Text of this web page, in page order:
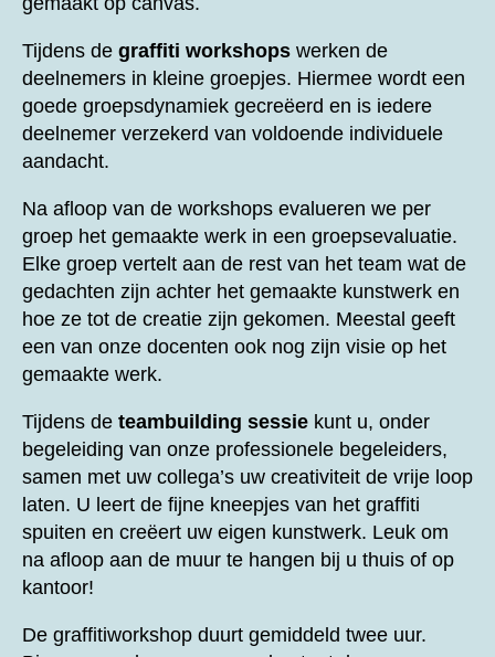
Tijdens de graffiti workshops werken de
deelnemers in kleine groepjes. Hiermee wordt een
goede groepsdynamiek gecreëerd en is iedere
deelnemer verzekerd van voldoende individuele
aandacht.
Na afloop van de workshops evalueren we per
groep het gemaakte werk in een groepsevaluatie.
Elke groep vertelt aan de rest van het team wat de
gedachten zijn achter het gemaakte kunstwerk en
hoe ze tot de creatie zijn gekomen. Meestal geeft
een van onze docenten ook nog zijn visie op het
gemaakte werk.
Tijdens de teambuilding sessie kunt u, onder
begeleiding van onze professionele begeleiders,
samen met uw collega’s uw creativiteit de vrije loop
laten. U leert de fijne kneepjes van het graffiti
spuiten en creëert uw eigen kunstwerk. Leuk om
na afloop aan de muur te hangen bij u thuis of op
kantoor!
De graffitiworkshop duurt gemiddeld twee uur.